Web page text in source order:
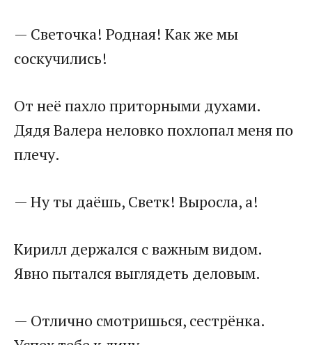
— Светочка! Родная! Как же мы
соскучились!
От неё пахло приторными духами.
Дядя Валера неловко похлопал меня по
плечу.
— Ну ты даёшь, Светк! Выросла, а!
Кирилл держался с важным видом.
Явно пытался выглядеть деловым.
— Отлично смотришься, сестрёнка.